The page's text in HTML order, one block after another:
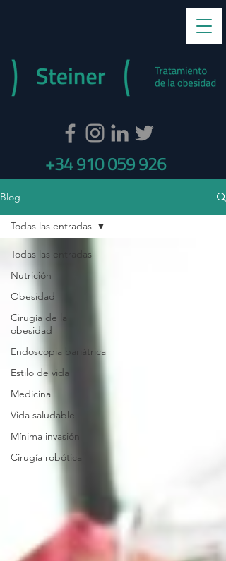
+34 910 059 926
Blog
Todas las entradas
Nutrición
Obesidad
Cirugía de la
obesidad
Endoscopia bariátrica
Estilo de vida
Medicina
Vida saludable
Mínima invasión
Cirugía robótica
Todas las entradas